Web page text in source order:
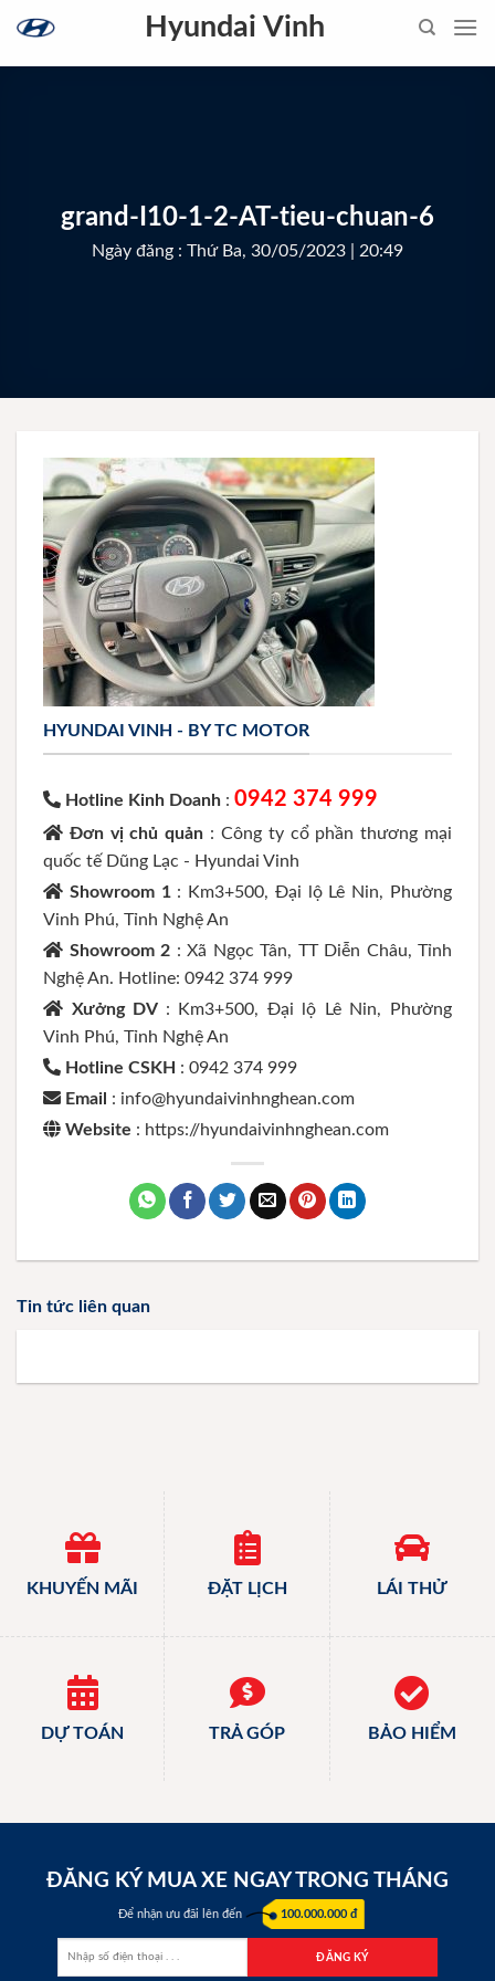
content
Hyundai Vinh
grand-I10-1-2-AT-tieu-chuan-6
Ngày đăng : Thứ Ba, 30/05/2023 | 20:49
HYUNDAI VINH - BY TC MOTOR
Hotline Kinh Doanh : 0942 374 999
Đơn vị chủ quản : Công ty cổ phần thương mại
quốc tế Dũng Lạc - Hyundai Vinh
Showroom 1 : Km3+500, Đại lộ Lê Nin, Phường
Vinh Phú, Tỉnh Nghệ An
Showroom 2 : Xã Ngọc Tân, TT Diễn Châu, Tỉnh
Nghệ An. Hotline: 0942 374 999
Xưởng DV : Km3+500, Đại lộ Lê Nin, Phường
Vinh Phú, Tỉnh Nghệ An
Hotline CSKH : 0942 374 999
Email : info@hyundaivinhnghean.com
Website : https://hyundaivinhnghean.com
Tin tức liên quan
KHUYẾN MÃI ĐẶT LỊCH LÁI THỬ
DỰ TOÁN TRẢ GÓP BẢO HIỂM
ĐĂNG KÝ MUA XE NGAY TRONG THÁNG
Để nhận ưu đãi lên đến 100.000.000 đ